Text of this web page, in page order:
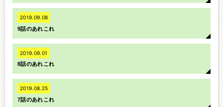
2019.09.08
9話のあれこれ
2019.09.01
8話のあれこれ
2019.08.25
7話のあれこれ